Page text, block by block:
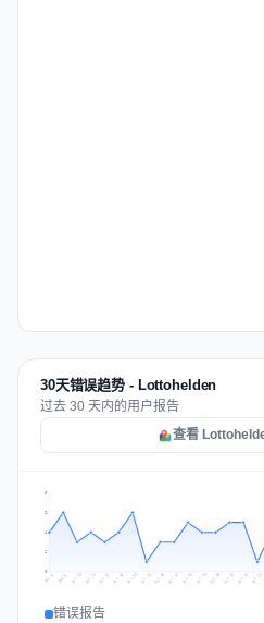
30天错误趋势 - Lottohelden
过去 30 天内的用户报告
查看
2
4
6
8
Jul 8 Jul 9 Jul 10 Jul 11 Jul 12 Jul 13 Jul 14 Jul 15 Jul 16 Jul 17 Jul 18 Jul 19 Jul 20 Jul 21 Jul 22 Jul 23
错误报告